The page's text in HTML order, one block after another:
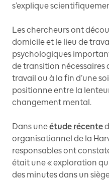
s’explique
Les chercheurs ont
domicile et le lieu de
psychologiques
de transition nécessaires
travail ou à la fin d’une
positionne entre la
changement mental.
Dans uneétude récente
organisationnel de la
responsables ont
était une « exploration
des minutes dans un